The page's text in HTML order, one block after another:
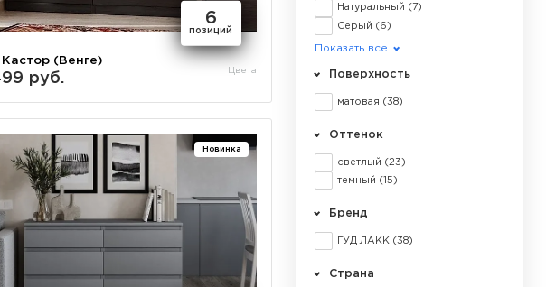
Энкель(2)
Фора(2)
Вардиг(1)
Натуральный (7)
Серый (6)
Венге(4)
Черный
Синий(1)
Бежевый
Показать все
Поверхность
матовая (38)
Оттенок
светлый (23)
темный (15)
Бренд
ГУД ЛАКК (38)
Страна
6
позиций
(Венге)
руб.
Цвета
Новинка